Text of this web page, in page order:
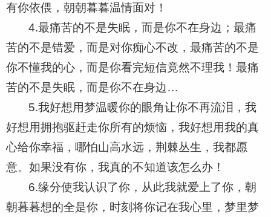
有你依偎，朝朝暮暮温情面对！
4.最痛苦的不是失眠，而是你不在身边；最痛
苦的不是错爱，而是对你痴心不改，最痛苦的不是
你不懂我的心，而是你看完短信竟然不理我！最痛
苦的不是失眠，而是你不在身边…
5.我好想用梦温暖你的眼角让你不再流泪，我
好想用拥抱驱赶走你所有的烦恼，我好想用我的真
心给你幸福，哪怕山高水远，荆棘丛生，我都愿
意。如果没有你，我真的不知道该怎么办！
6.缘分使我认识了你，从此我就爱上了你，朝
朝暮暮想的全是你，时刻将你记在我心里，梦里梦